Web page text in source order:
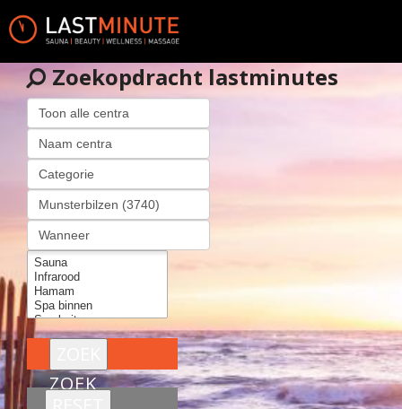
Zoekopdracht lastminutes
ZOEK